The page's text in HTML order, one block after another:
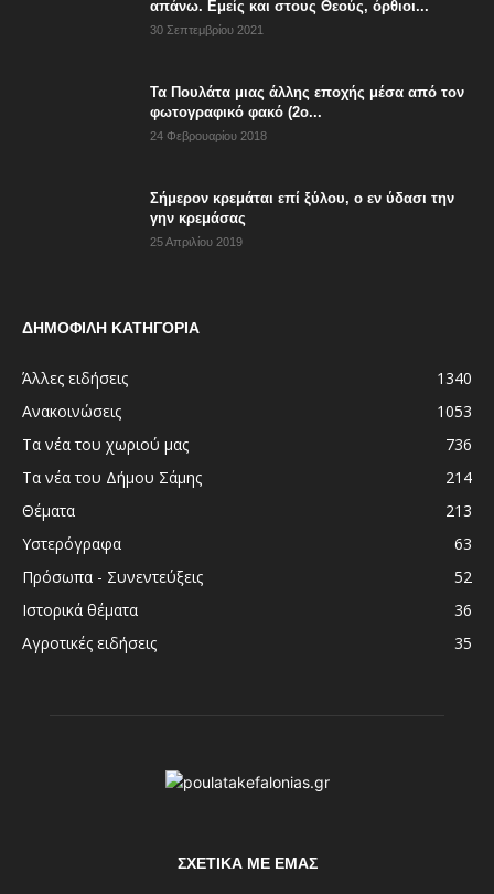
απάνω. Εμείς και στους Θεούς, όρθιοι...
30 Σεπτεμβρίου 2021
Τα Πουλάτα μιας άλλης εποχής μέσα από τον
φωτογραφικό φακό (2ο...
24 Φεβρουαρίου 2018
Σήμερον κρεμάται επί ξύλου, ο εν ύδασι την
γην κρεμάσας
25 Απριλίου 2019
ΔΗΜΟΦΙΛΗ ΚΑΤΗΓΟΡΙΑ
Άλλες ειδήσεις
1340
Ανακοινώσεις
1053
Τα νέα του χωριού μας
736
Τα νέα του Δήμου Σάμης
214
Θέματα
213
Υστερόγραφα
63
Πρόσωπα - Συνεντεύξεις
52
Ιστορικά θέματα
36
Αγροτικές ειδήσεις
35
ΣΧΕΤΙΚΆ ΜΕ ΕΜΆΣ